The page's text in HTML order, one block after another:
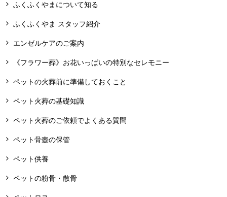
ふくふくやまについて知る
ふくふくやま スタッフ紹介
エンゼルケアのご案内
《フラワー葬》お花いっぱいの特別なセレモニー
ペットの火葬前に準備しておくこと
ペット火葬の基礎知識
ペット火葬のご依頼でよくある質問
ペット骨壺の保管
ペット供養
ペットの粉骨・散骨